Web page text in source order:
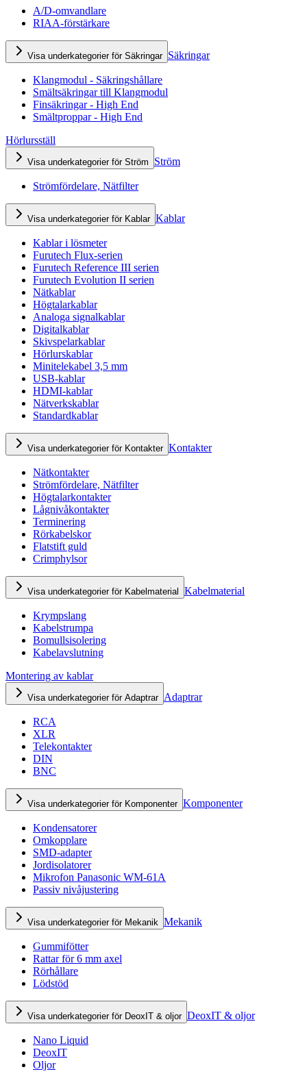
A/D-omvandlare
RIAA-förstärkare
Visa underkategorier för Säkringar Säkringar
Klangmodul - Säkringshållare
Smältsäkringar till Klangmodul
Finsäkringar - High End
Smältproppar - High End
Hörlursställ
Visa underkategorier för Ström Ström
Strömfördelare, Nätfilter
Visa underkategorier för Kablar Kablar
Kablar i lösmeter
Furutech Flux-serien
Furutech Reference III serien
Furutech Evolution II serien
Nätkablar
Högtalarkablar
Analoga signalkablar
Digitalkablar
Skivspelarkablar
Hörlurskablar
Minitelekabel 3,5 mm
USB-kablar
HDMI-kablar
Nätverkskablar
Standardkablar
Visa underkategorier för Kontakter Kontakter
Nätkontakter
Strömfördelare, Nätfilter
Högtalarkontakter
Lågnivåkontakter
Terminering
Rörkabelskor
Flatstift guld
Crimphylsor
Visa underkategorier för Kabelmaterial Kabelmaterial
Krympslang
Kabelstrumpa
Bomullsisolering
Kabelavslutning
Montering av kablar
Visa underkategorier för Adaptrar Adaptrar
RCA
XLR
Telekontakter
DIN
BNC
Visa underkategorier för Komponenter Komponenter
Kondensatorer
Omkopplare
SMD-adapter
Jordisolatorer
Mikrofon Panasonic WM-61A
Passiv nivåjustering
Visa underkategorier för Mekanik Mekanik
Gummifötter
Rattar för 6 mm axel
Rörhållare
Lödstöd
Visa underkategorier för DeoxIT & oljor DeoxIT & oljor
Nano Liquid
DeoxIT
Oljor